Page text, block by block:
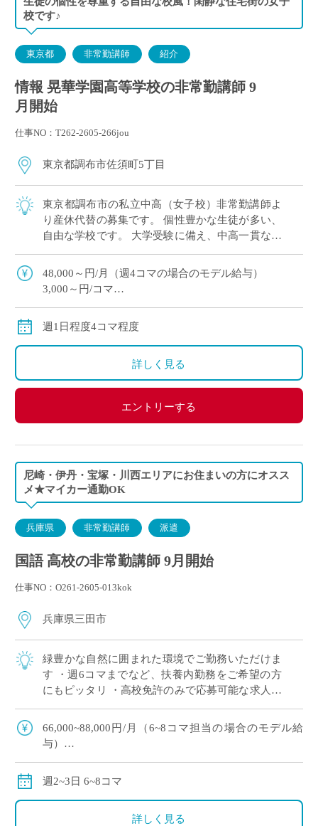
校です♪
東京都 非常勤講師 紹介
情報 晃華学園高等学校の非常勤講師 9
月開始
仕事NO：T262-2605-266jou
東京都調布市佐須町5丁目
東京都調布市の私立中高（女子校）非常勤講師よ
り産休代替の募集です。 個性豊かな生徒が多い、
自由な学校です。 大学受験に備え、中高一貫なら
ではの先行カリキュラムを実施しています。
48,000～円/月（週4コマの場合のモデル給与）
3,000～円/コマ
通勤手当支給
週1日程度4コマ程度
詳しく見る
エントリーする
尼崎・伊丹・宝塚・川西エリアにお住まいの方にオスス
メ★マイカー通勤OK
兵庫県 非常勤講師 派遣
国語 高校の非常勤講師 9月開始
仕事NO：O261-2605-013kok
兵庫県三田市
緑豊かな自然に囲まれた環境でご勤務いただけま
す ・週6コマまでなど、扶養内勤務をご希望の方
にもピッタリ ・高校免許のみで応募可能な求人で
す★ ・JR福知山線沿線、最寄駅から徒歩10分の好
立地／車通勤も可能です ・イー・ス […]
66,000~88,000円/月（6~8コマ担当の場合のモデル給
与）
交通費別途全額支給
週2~3日 6~8コマ
詳しく見る